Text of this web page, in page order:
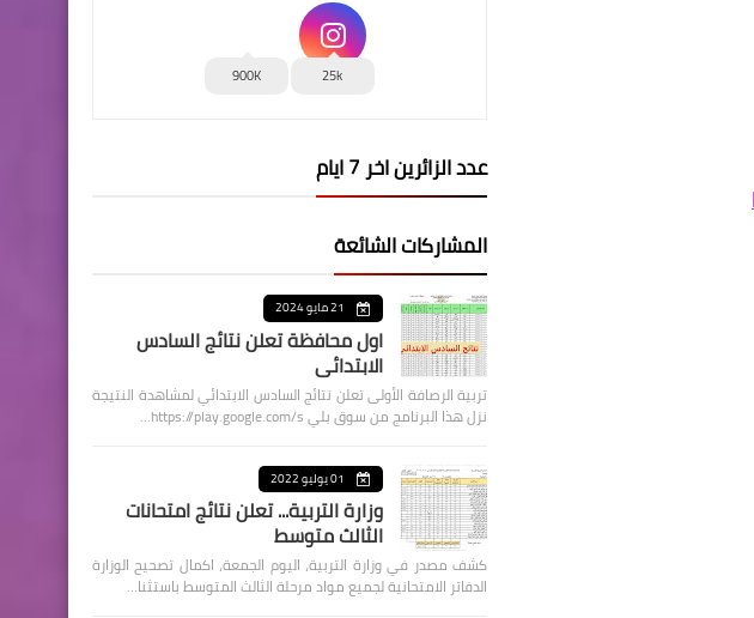
25k
900K
عدد الزائرين اخر 7 ايام
المشاركات الشائعة
21 مايو 2024
اول محافظة تعلن نتائج السادس
الابتدائي
تربية الرصافة الأولى تعلن نتائج السادس الابتدائي لمشاهدة النتيجة
نزل هذا البرنامج من سوق بلي https://play.google.com/s…
01 يوليو 2022
وزارة التربية... تعلن نتائج امتحانات
الثالث متوسط
كشف مصدر في وزارة التربية، اليوم الجمعة، اكمال تصحيح الوزارة
الدفاتر الامتحانية لجميع مواد مرحلة الثالث المتوسط باستثنا…